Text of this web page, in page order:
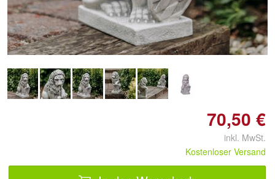
Doppelt antippen zum
vergrößern
70,50 €
inkl. MwSt.
Kostenloser Versand